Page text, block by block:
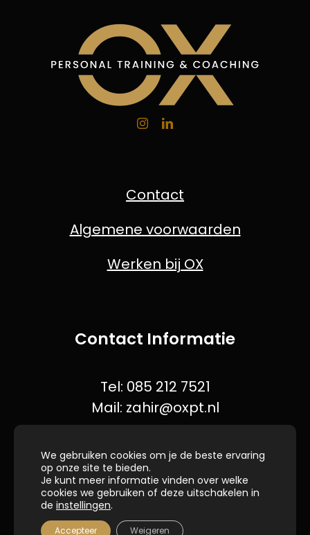
Contact
Algemene voorwaarden
Werken bij OX
Contact Informatie
Tel: 085 212 7521
Mail: zahir@oxpt.nl
Delfgauw
We gebruiken cookies om je de beste ervaring
op onze site te bieden.
Je kunt meer informatie vinden over welke
cookies we gebruiken of deze uitschakelen in
de instellingen.
Accepteer Weigeren